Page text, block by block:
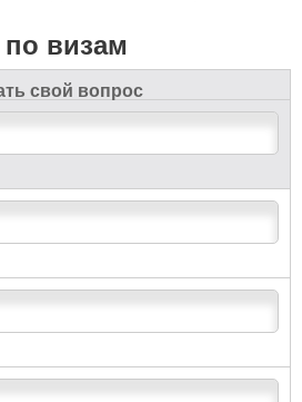
визам
свой вопрос